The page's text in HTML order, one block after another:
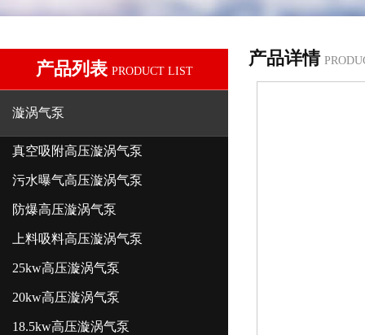
产品列表 PRODUCT LIST
漩涡气泵
真空吸附高压漩涡气泵
污水曝气高压漩涡气泵
防爆高压漩涡气泵
上料吸料高压漩涡气泵
25kw高压漩涡气泵
20kw高压漩涡气泵
18.5kw高压漩涡气泵
产品详情